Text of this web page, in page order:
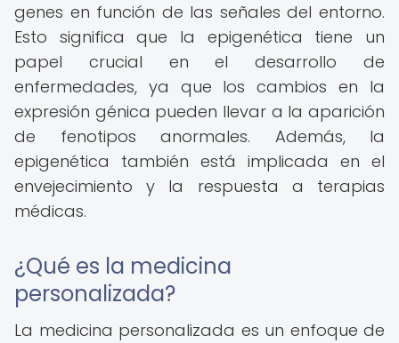
genes en función de las señales del entorno.
Esto significa que la epigenética tiene un
papel crucial en el desarrollo de
enfermedades, ya que los cambios en la
expresión génica pueden llevar a la aparición
de fenotipos anormales. Además, la
epigenética también está implicada en el
envejecimiento y la respuesta a terapias
médicas.
¿Qué es la medicina
personalizada?
La medicina personalizada es un enfoque de